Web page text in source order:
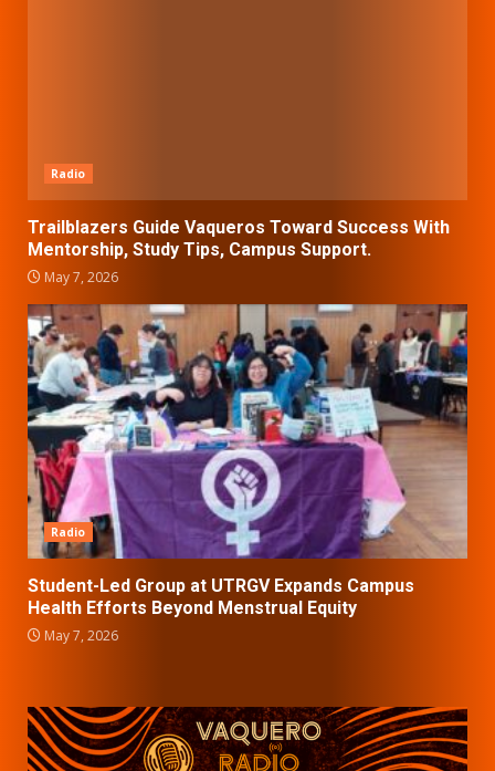
Radio
Trailblazers Guide Vaqueros Toward Success With
Mentorship, Study Tips, Campus Support.
May 7, 2026
Radio
Student-Led Group at UTRGV Expands Campus
Health Efforts Beyond Menstrual Equity
May 7, 2026